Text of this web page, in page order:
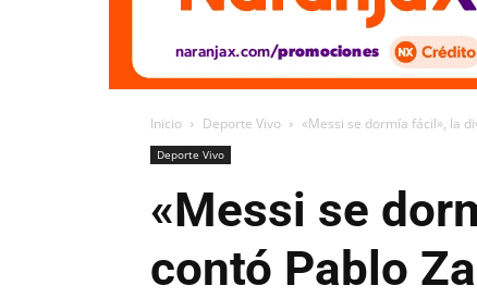
Inicio Deporte Vivo «Messi se dormía fácil», la
Deporte Vivo
«Messi se
contó Pablo